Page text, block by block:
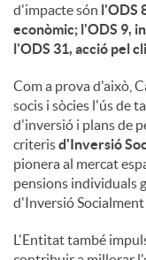
d'impacte són l'ODS
econòmic; l'ODS 9,
l'ODS 31, acció pel
Com a prova d'això,
socis i sòcies l'ús de
d'inversió i plans de
criterisd'Inversió
pionera al mercat
pensions individuals
d'Inversió Socialment
L'Entitat també